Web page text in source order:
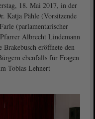
18. Mai 2017, in der
Katja Pähle (Vorsitzende
(parlamentarischer
Albrecht Lindemann
Brakebusch eröffnete den
ebenfalls für Fragen
Tobias Lehnert